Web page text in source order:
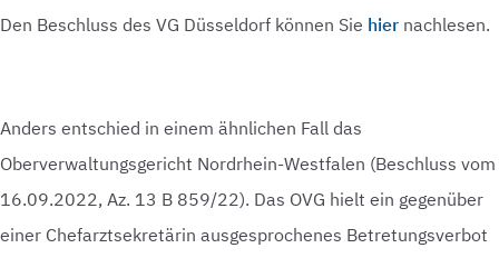
Den Beschluss des VG Düsseldorf können Sie hier nachlesen.
Anders entschied in einem ähnlichen Fall das
Oberverwaltungsgericht Nordrhein-Westfalen (Beschluss vom
16.09.2022, Az. 13 B 859/22). Das OVG hielt ein gegenüber
einer Chefarztsekretärin ausgesprochenes Betretungsverbot